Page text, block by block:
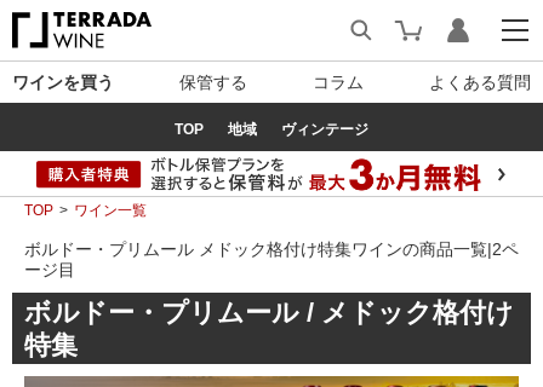
ワインを買う 保管する コラム よくある質問
TOP 地域 ヴィンテージ
TOP ワイン一覧
ボルドー・プリムール メドック格付け特集ワインの商品一覧|2ペ
ージ目
ボルドー・プリムール / メドック格付け
特集